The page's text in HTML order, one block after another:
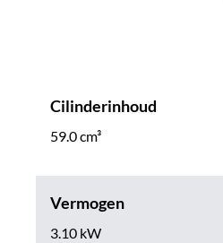
Cilinderinhoud
59.0 cm³
Vermogen
3.10 kW